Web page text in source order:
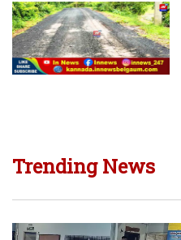
Trending News